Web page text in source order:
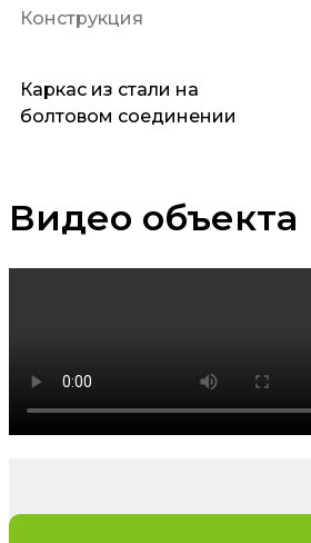
Конструкция
Каркас из стали на
болтовом соединении
Видео объекта